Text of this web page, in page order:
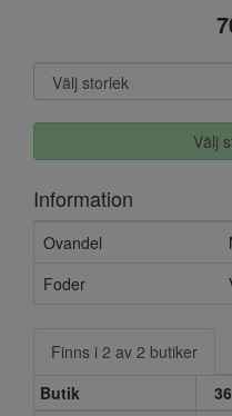
Välj
Information
Ovandel
Foder
Finns i 2 av 2 butiker
Butik
36